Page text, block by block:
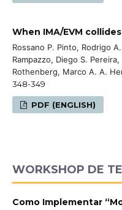
When IMA/EVM
Rossano P. Pinto, Rodrigo
Rampazzo, Diego S.
Rothenberg, Marco A. A.
348-349
PDF (ENGLISH)
WORKSHOP DE
Como Implementar